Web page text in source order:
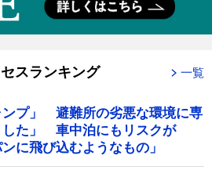
スランキング 一覧
ンプ」 避難所の劣悪な環境に専
した」 車中泊にもリスクが
に飛び込むようなもの」